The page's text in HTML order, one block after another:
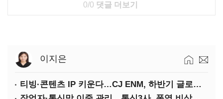
0/0 댓글 더보기
이지은
티빙·콘텐츠 IP 키운다…CJ ENM, 하반기 글로벌 확장 가속